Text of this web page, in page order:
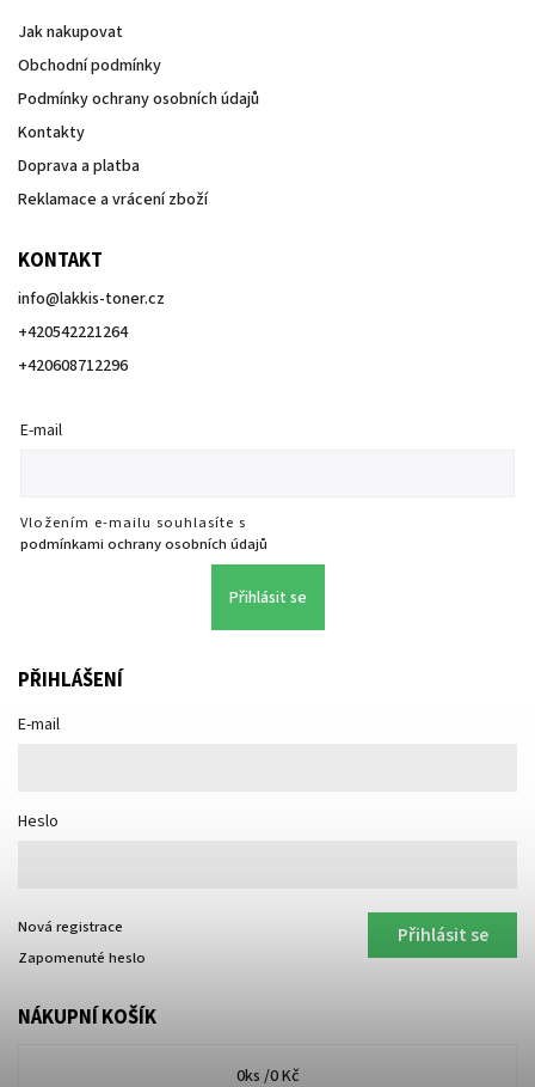
Jak nakupovat
Obchodní podmínky
Podmínky ochrany osobních údajů
Kontakty
Doprava a platba
Reklamace a vrácení zboží
KONTAKT
info@lakkis-toner.cz
+420542221264
+420608712296
E-mail
Vložením e-mailu souhlasíte s
podmínkami ochrany osobních údajů
Přihlásit se
PŘIHLÁŠENÍ
E-mail
Heslo
Přihlásit se
Nová registrace
Zapomenuté heslo
NÁKUPNÍ KOŠÍK
0ks /0 Kč